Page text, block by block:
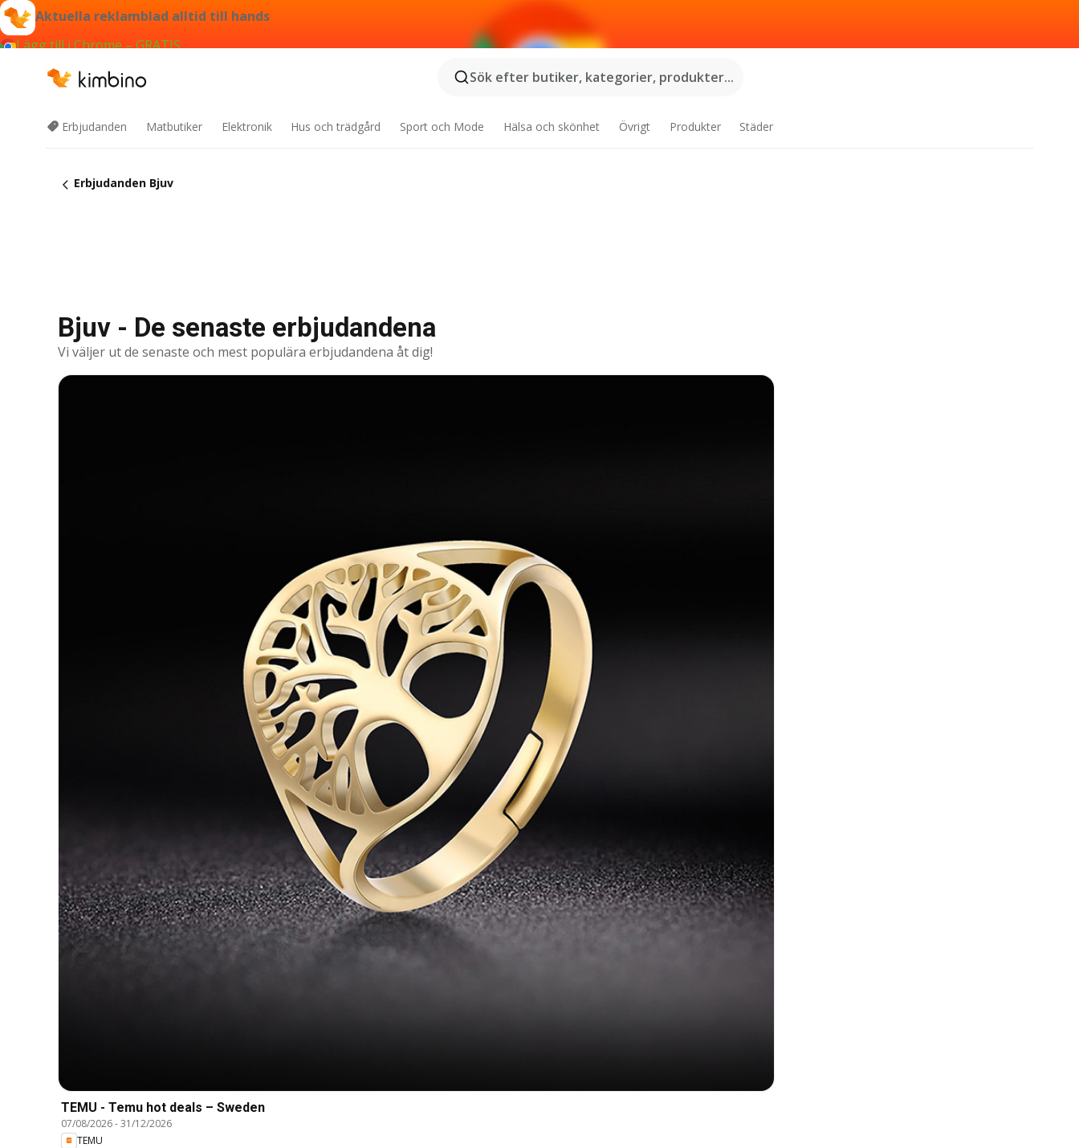
Aktuella reklamblad alltid till hands
Lägg till i Chrome – GRATIS
Sök efter butiker, kategorier, produkter...
Erbjudanden Matbutiker Elektronik Hus och trädgård Sport och Mode Hälsa och skönhet Övrigt Produkter Städer
Erbjudanden Bjuv
Bjuv - De senaste erbjudandena
Vi väljer ut de senaste och mest populära erbjudandena åt dig!
TEMU - Temu hot deals – Sweden
07/08/2026-31/12/2026
TEMU